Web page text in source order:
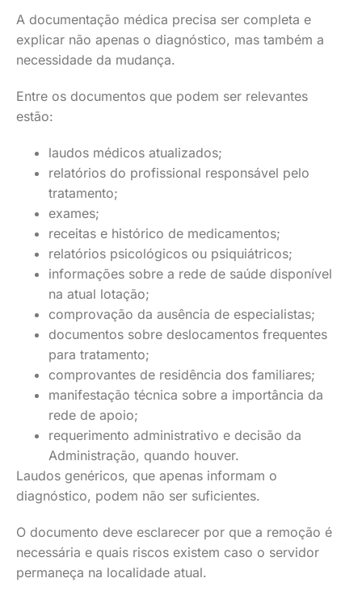
A documentação médica precisa ser completa e
explicar não apenas o diagnóstico, mas também a
necessidade da mudança.
Entre os documentos que podem ser relevantes
estão:
laudos médicos atualizados;
relatórios do profissional responsável pelo
tratamento;
exames;
receitas e histórico de medicamentos;
relatórios psicológicos ou psiquiátricos;
informações sobre a rede de saúde disponível
na atual lotação;
comprovação da ausência de especialistas;
documentos sobre deslocamentos frequentes
para tratamento;
comprovantes de residência dos familiares;
manifestação técnica sobre a importância da
rede de apoio;
requerimento administrativo e decisão da
Administração, quando houver.
Laudos genéricos, que apenas informam o
diagnóstico, podem não ser suficientes.
O documento deve esclarecer por que a remoção é
necessária e quais riscos existem caso o servidor
permaneça na localidade atual.